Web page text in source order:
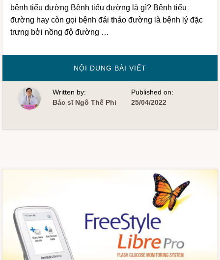
bệnh tiểu đường Bệnh tiểu đường là gì? Bệnh tiểu
đường hay còn gọi bệnh đái tháo đường là bệnh lý đặc
trưng bởi nồng độ đường …
NỘI DUNG BÀI VIẾT
SỐNG
KHỎE
VỚI
BỆNH
Written by:
Bác sĩ Ngô Thế Phi
Published on:
25/04/2022